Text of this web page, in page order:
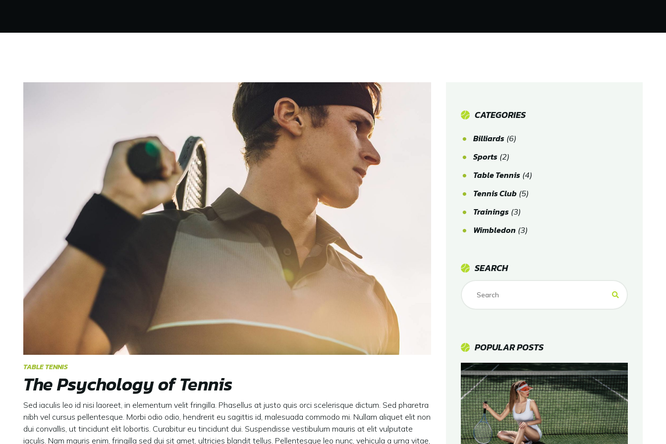
TABLE TENNIS
The Psychology of Tennis
Sed iaculis leo id nisi laoreet, in elementum velit fringilla. Phasellus at justo quis orci scelerisque dictum. Sed pharetra
nibh vel cursus pellentesque. Morbi odio odio, hendrerit eu sagittis id, malesuada commodo mi. Nullam aliquet elit non
dui convallis, ut tincidunt elit lobortis. Curabitur eu tincidunt dui. Suspendisse vestibulum mauris at elit vulputate
iaculis. Nam mauris enim, fringilla sed dui sit amet, ultricies blandit tellus. Pellentesque leo nunc, vehicula a urna vitae,
CATEGORIES
Billiards (6)
Sports (2)
Table Tennis (4)
Tennis Club (5)
Trainings (3)
Wimbledon (3)
SEARCH
POPULAR POSTS